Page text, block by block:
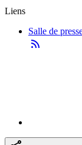
Liens
Salle de